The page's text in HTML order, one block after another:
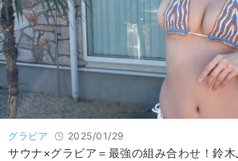
グラビア 2025/01/29
サウナ×グラビア＝最強の組み合わせ！鈴